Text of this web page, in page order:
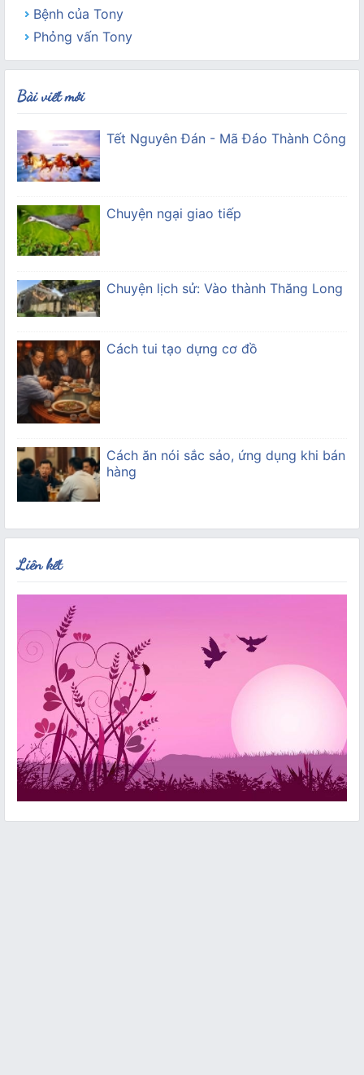
Bệnh của Tony
Phỏng vấn Tony
Bài viết mới
Tết Nguyên Đán - Mã Đáo Thành Công
Chuyện ngại giao tiếp
Chuyện lịch sử: Vào thành Thăng Long
Cách tui tạo dựng cơ đồ
Cách ăn nói sắc sảo, ứng dụng khi bán
hàng
Liên kết